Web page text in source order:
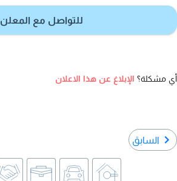
للتواصل مع المعلن
أي مشكلة؟ الإبلاغ عن هذا الاعلان
السابق